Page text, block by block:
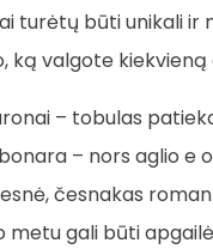
turėtų būti unikali ir
ką valgote kiekvieną
– tobulas
– nors aglio e
česnakas
metu gali būti